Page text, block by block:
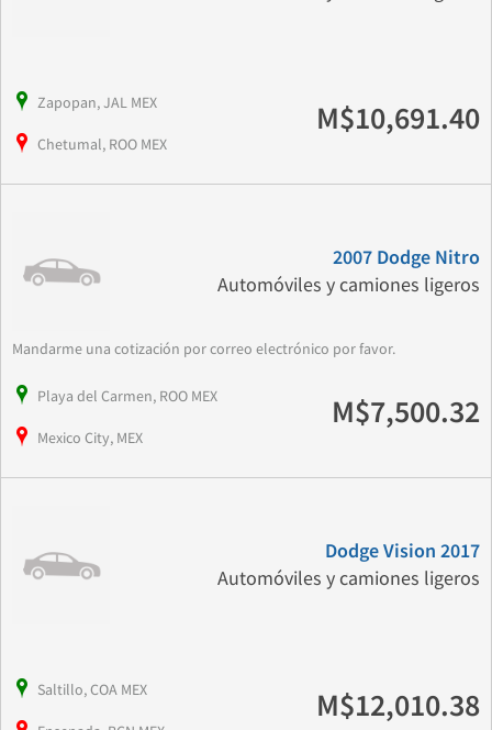
Zapopan, JAL MEX
Chetumal, ROO MEX
M$10,691.40
2007 Dodge Nitro
Automóviles y camiones ligeros
Mandarme una cotización por correo electrónico por favor.
Playa del Carmen, ROO MEX
Mexico City, MEX
M$7,500.32
Dodge Vision 2017
Automóviles y camiones ligeros
Saltillo, COA MEX M$12,010.38